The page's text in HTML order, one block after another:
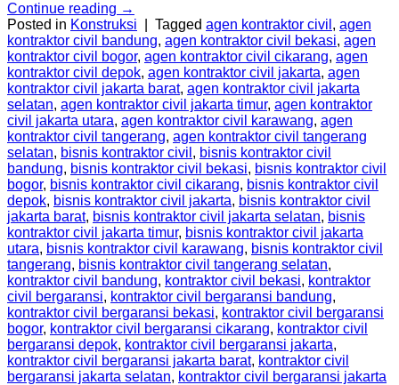
Continue reading →
Posted in Konstruksi Tagged agen kontraktor civil , agen
kontraktor civil bandung, agen kontraktor civil bekasi, agen
kontraktor civil bogor, agen kontraktor civil cikarang, agen
kontraktor civil depok, agen kontraktor civil jakarta, agen
kontraktor civil jakarta barat, agen kontraktor civil jakarta
selatan, agen kontraktor civil jakarta timur, agen kontraktor
civil jakarta utara, agen kontraktor civil karawang, agen
kontraktor civil tangerang, agen kontraktor civil tangerang
selatan, bisnis kontraktor civil , bisnis kontraktor civil
bandung, bisnis kontraktor civil bekasi, bisnis kontraktor civil
bogor, bisnis kontraktor civil cikarang, bisnis kontraktor civil
depok, bisnis kontraktor civil jakarta, bisnis kontraktor civil
jakarta barat, bisnis kontraktor civil jakarta selatan, bisnis
kontraktor civil jakarta timur, bisnis kontraktor civil jakarta
utara, bisnis kontraktor civil karawang, bisnis kontraktor civil
tangerang, bisnis kontraktor civil tangerang selatan,
kontraktor civil bandung, kontraktor civil bekasi, kontraktor
civil bergaransi, kontraktor civil bergaransi bandung,
kontraktor civil bergaransi bekasi, kontraktor civil bergaransi
bogor, kontraktor civil bergaransi cikarang, kontraktor civil
bergaransi depok, kontraktor civil bergaransi jakarta,
kontraktor civil bergaransi jakarta barat, kontraktor civil
bergaransi jakarta selatan, kontraktor civil bergaransi jakarta